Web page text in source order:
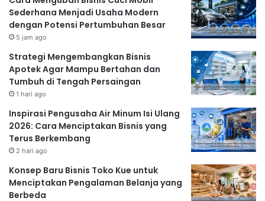
Sederhana Menjadi Usaha Modern
dengan Potensi Pertumbuhan Besar
5 jam ago
Strategi Mengembangkan Bisnis
Apotek Agar Mampu Bertahan dan
Tumbuh di Tengah Persaingan
1 hari ago
Inspirasi Pengusaha Air Minum Isi Ulang
2026: Cara Menciptakan Bisnis yang
Terus Berkembang
2 hari ago
Konsep Baru Bisnis Toko Kue untuk
Menciptakan Pengalaman Belanja yang
Berbeda